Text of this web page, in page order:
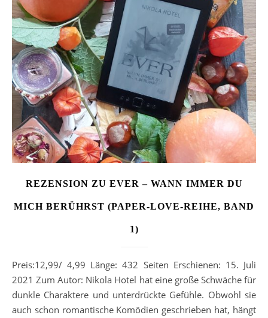
REZENSION ZU EVER – WANN IMMER DU
MICH BERÜHRST (PAPER-LOVE-REIHE, BAND
1)
Preis:12,99/ 4,99 Länge: 432 Seiten Erschienen: 15. Juli
2021 Zum Autor: Nikola Hotel hat eine große Schwäche für
dunkle Charaktere und unterdrückte Gefühle. Obwohl sie
auch schon romantische Komödien geschrieben hat, hängt